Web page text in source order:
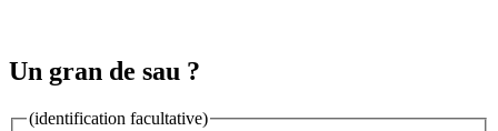
Un gran de sau ?
(identification facultative)